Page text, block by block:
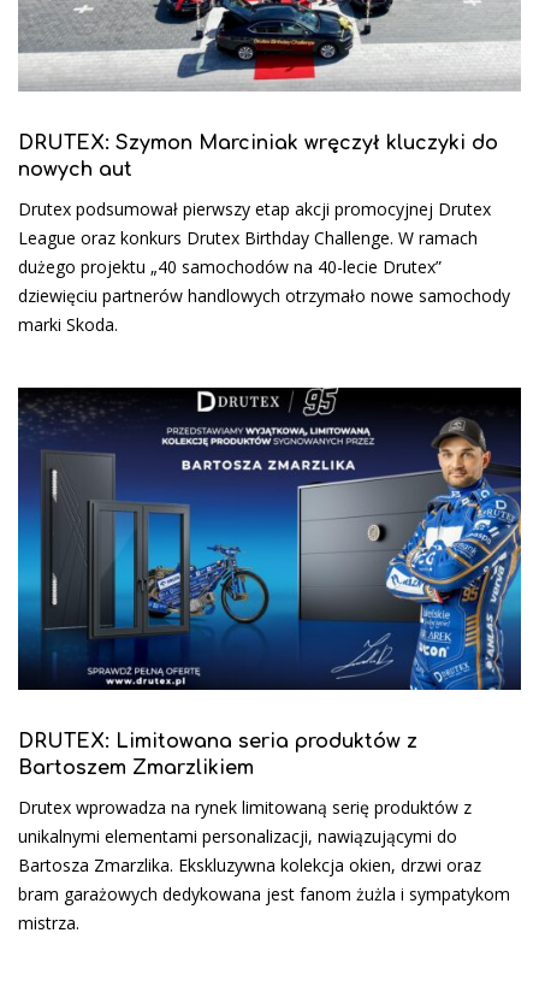
DRUTEX: Szymon Marciniak wręczył kluczyki do
nowych aut
Drutex podsumował pierwszy etap akcji promocyjnej Drutex
League oraz konkurs Drutex Birthday Challenge. W ramach
dużego projektu „40 samochodów na 40-lecie Drutex”
dziewięciu partnerów handlowych otrzymało nowe samochody
marki Skoda.
DRUTEX: Limitowana seria produktów z
Bartoszem Zmarzlikiem
Drutex wprowadza na rynek limitowaną serię produktów z
unikalnymi elementami personalizacji, nawiązującymi do
Bartosza Zmarzlika. Ekskluzywna kolekcja okien, drzwi oraz
bram garażowych dedykowana jest fanom żużla i sympatykom
mistrza.